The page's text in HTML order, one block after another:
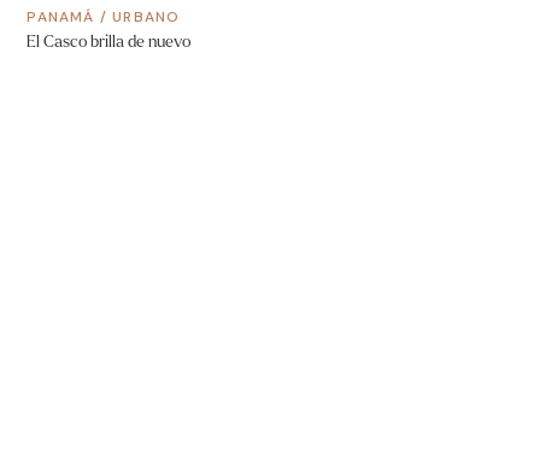
PANAMÁ /URBANO
El Casco brilla de nuevo